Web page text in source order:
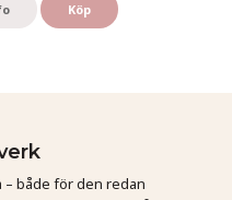
Köp
både för den redan